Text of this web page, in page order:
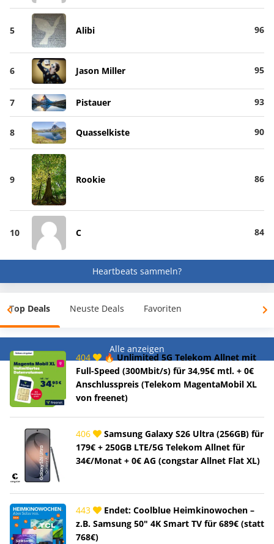
5 Alibi 96
6 Jason Miller 95
7 Pistauer 93
8 Quasselkiste 90
9 Rookie 86
10 C 84
Heartbeats sammeln?
Top Deals Neuste Deals Favoriten
Alle anzeigen
404
🔥 Unlimited 5G Telekom Allnet mit
Full-Speed (300Mbit/s) für 34,95€ mtl. + 0€
Anschlusspreis (Telekom MagentaMobil XL
von freenet)
406
Samsung Galaxy S26 Ultra (256GB) für
179€ + 250GB LTE/5G Telekom Allnet für
34€/Monat + 0€ AG (congstar Allnet Flat XL)
443
Endet: Coolblue Heimkinowochen –
z.B. Samsung 50" 4K Smart TV für 689€ (statt
768€)